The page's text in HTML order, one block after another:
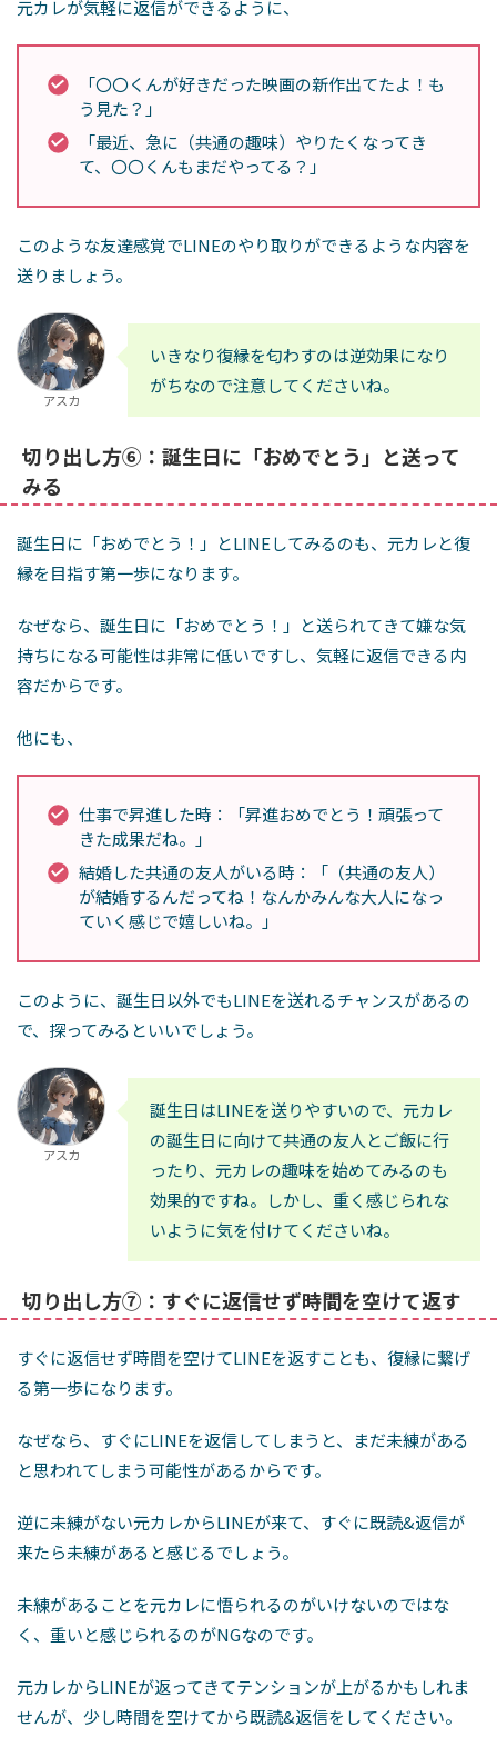
元カレが気軽に返信ができるように、
「〇〇くんが好きだった映画の新作出てたよ！も
う見た？」
「最近、急に（共通の趣味）やりたくなってき
て、〇〇くんもまだやってる？」
このような友達感覚でLINEのやり取りができるような内容を
送りましょう。
アスカ
いきなり復縁を匂わすのは逆効果になり
がちなので注意してくださいね。
切り出し方⑥：誕生日に「おめでとう」と送って
みる
誕生日に「おめでとう！」とLINEしてみるのも、元カレと復
縁を目指す第一歩になります。
なぜなら、誕生日に「おめでとう！」と送られてきて嫌な気
持ちになる可能性は非常に低いですし、気軽に返信できる内
容だからです。
他にも、
仕事で昇進した時：「昇進おめでとう！頑張って
きた成果だね。」
結婚した共通の友人がいる時：「（共通の友人）
が結婚するんだってね！なんかみんな大人になっ
ていく感じで嬉しいね。」
このように、誕生日以外でもLINEを送れるチャンスがあるの
で、探ってみるといいでしょう。
アスカ
誕生日はLINEを送りやすいので、元カレ
の誕生日に向けて共通の友人とご飯に行
ったり、元カレの趣味を始めてみるのも
効果的ですね。しかし、重く感じられな
いように気を付けてくださいね。
切り出し方⑦：すぐに返信せず時間を空けて返す
すぐに返信せず時間を空けてLINEを返すことも、復縁に繋げ
る第一歩になります。
なぜなら、すぐにLINEを返信してしまうと、まだ未練がある
と思われてしまう可能性があるからです。
逆に未練がない元カレからLINEが来て、すぐに既読&返信が
来たら未練があると感じるでしょう。
未練があることを元カレに悟られるのがいけないのではな
く、重いと感じられるのがNGなのです。
元カレからLINEが返ってきてテンションが上がるかもしれま
せんが、少し時間を空けてから既読&返信をしてください。